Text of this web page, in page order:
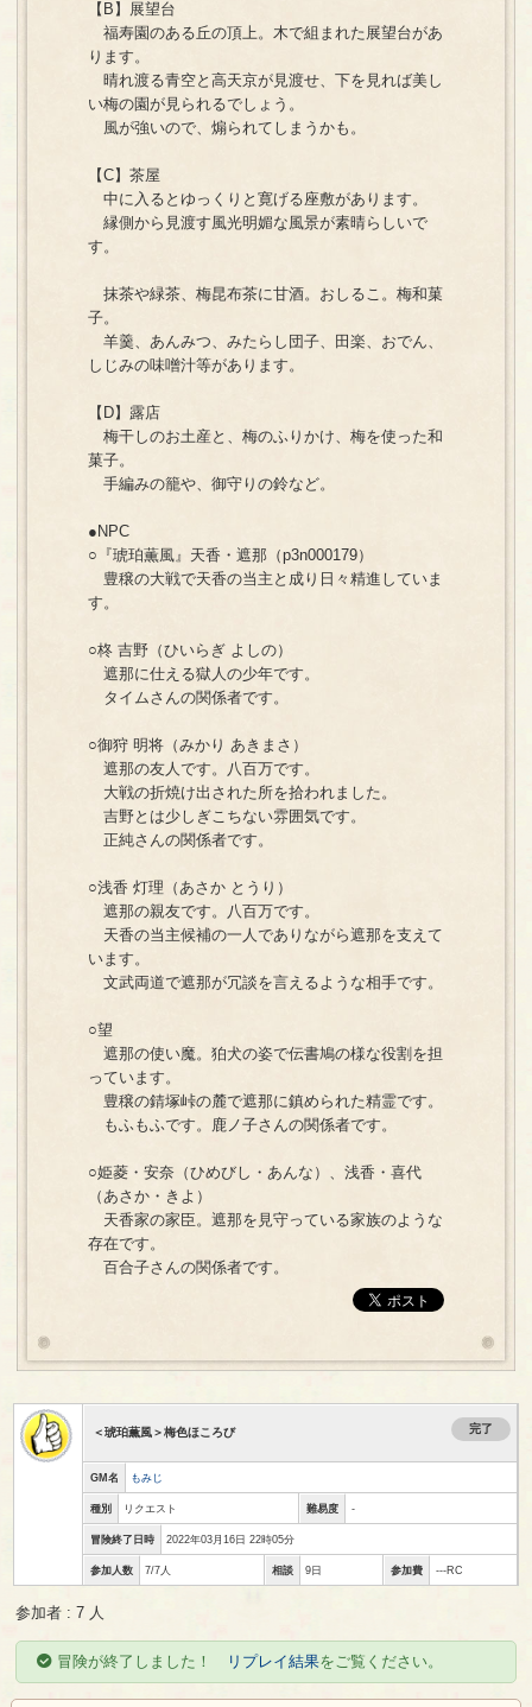
【B】展望台
福寿園のある丘の頂上。木で組まれた展望台があ
ります。
晴れ渡る青空と高天京が見渡せ、下を見れば美し
い梅の園が見られるでしょう。
風が強いので、煽られてしまうかも。
【C】茶屋
中に入るとゆっくりと寛げる座敷があります。
縁側から見渡す風光明媚な風景が素晴らしいで
す。
抹茶や緑茶、梅昆布茶に甘酒。おしるこ。梅和菓
子。
羊羹、あんみつ、みたらし団子、田楽、おでん、
しじみの味噌汁等があります。
【D】露店
梅干しのお土産と、梅のふりかけ、梅を使った和
菓子。
手編みの籠や、御守りの鈴など。
●NPC
○『琥珀薫風』天香・遮那（p3n000179）
豊穣の大戦で天香の当主と成り日々精進していま
す。
○柊 吉野（ひいらぎ よしの）
遮那に仕える獄人の少年です。
タイムさんの関係者です。
○御狩 明将（みかり あきまさ）
遮那の友人です。八百万です。
大戦の折焼け出された所を拾われました。
吉野とは少しぎこちない雰囲気です。
正純さんの関係者です。
○浅香 灯理（あさか とうり）
遮那の親友です。八百万です。
天香の当主候補の一人でありながら遮那を支えて
います。
文武両道で遮那が冗談を言えるような相手です。
○望
遮那の使い魔。狛犬の姿で伝書鳩の様な役割を担
っています。
豊穣の錆塚峠の麓で遮那に鎮められた精霊です。
もふもふです。鹿ノ子さんの関係者です。
○姫菱・安奈（ひめびし・あんな）、浅香・喜代
（あさか・きよ）
天香家の家臣。遮那を見守っている家族のような
存在です。
百合子さんの関係者です。
＜琥珀薫風＞梅色ほころび 完了
GM名 もみじ
種別 リクエスト 難易度 -
冒険終了日時 2022年03月16日 22時05分
参加人数 7/7人 相談 9日 参加費 ---RC
参加者 : 7 人
冒険が終了しました！ リプレイ結果をご覧ください。